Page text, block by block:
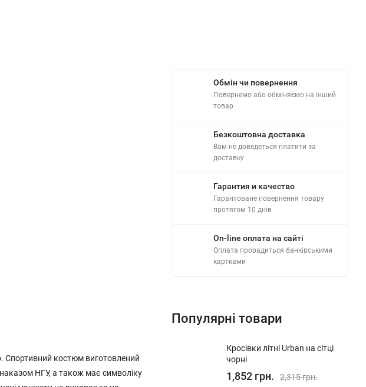
Спортивний костюм виготовлений
НГУ, а також має символіку
Обмін чи повернення
Повернемо або обміняємо на інший
товар
Безкоштовна доставка
Вам не доведеться платити за
доставку
Гарантия и качество
Гарантоване повернення товару
протягом 10 днів
On-line оплата на сайті
Оплата провадиться банківськими
картками
Популярні товари
Кросівки літні Urban на сітці
чорні
1,852 грн. 2,315 грн.